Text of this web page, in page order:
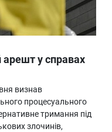
арешт у справах
визнав
процесуального
тримання під
злочинів,